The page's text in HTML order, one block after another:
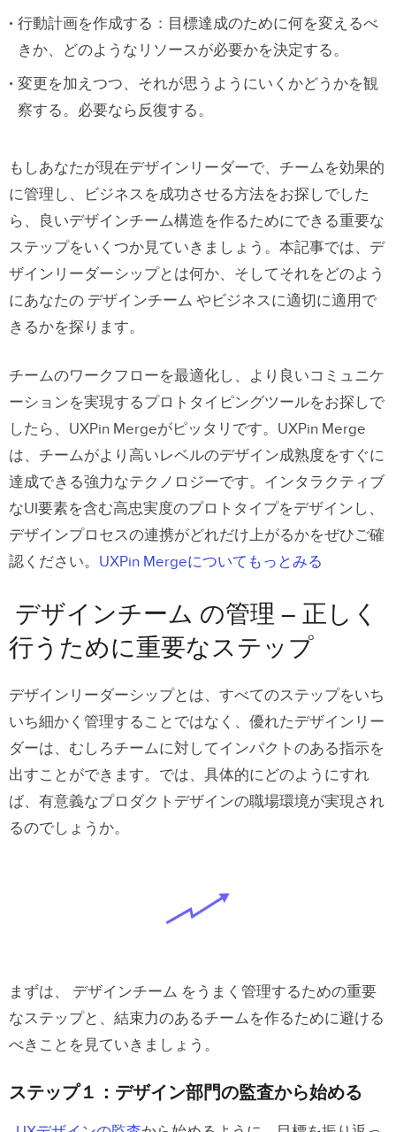
行動計画を作成する：目標達成のために何を変えるべ
きか、どのようなリソースが必要かを決定する。
変更を加えつつ、それが思うようにいくかどうかを観
察する。必要なら反復する。
もしあなたが現在デザインリーダーで、チームを効果的
に管理し、ビジネスを成功させる方法をお探しでした
ら、良いデザインチーム構造を作るためにできる重要な
ステップをいくつか見ていきましょう。本記事では、デ
ザインリーダーシップとは何か、そしてそれをどのよう
にあなたの デザインチーム やビジネスに適切に適用で
きるかを探ります。
チームのワークフローを最適化し、より良いコミュニケ
ーションを実現するプロトタイピングツールをお探しで
したら、UXPin Mergeがピッタリです。UXPin Merge
は、チームがより高いレベルのデザイン成熟度をすぐに
達成できる強力なテクノロジーです。インタラクティブ
なUI要素を含む高忠実度のプロトタイプをデザインし、
デザインプロセスの連携がどれだけ上がるかをぜひご確
認ください。 UXPin Mergeについてもっとみる
デザインチーム の管理 – 正しく
行うために重要なステップ
デザインリーダーシップとは、すべてのステップをいち
いち細かく管理することではなく、優れたデザインリー
ダーは、むしろチームに対してインパクトのある指示を
出すことができます。では、具体的にどのようにすれ
ば、有意義なプロダクトデザインの職場環境が実現され
るのでしょうか。
まずは、 デザインチーム をうまく管理するための重要
なステップと、結束力のあるチームを作るために避ける
べきことを見ていきましょう。
ステップ１：デザイン部門の監査から始める